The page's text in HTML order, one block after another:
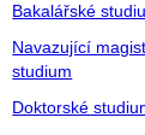
Bakalářské
Navazující
studium
Doktorské